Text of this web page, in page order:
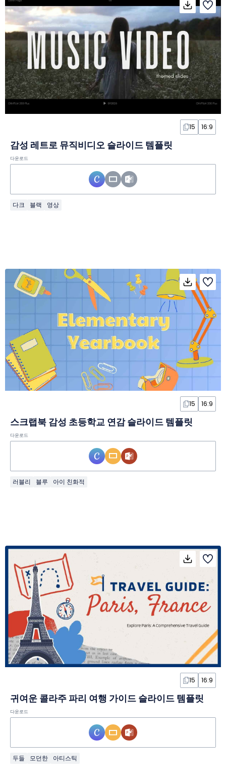
15 16:9
감성 레트로 뮤직비디오 슬라이드 템플릿
다운로드
다크 블랙 영상
15 16:9
스크랩북 감성 초등학교 연감 슬라이드 템플릿
다운로드
러블리 블루 아이 친화적
15 16:9
귀여운 콜라주 파리 여행 가이드 슬라이드 템플릿
다운로드
두들 모던한 아티스틱